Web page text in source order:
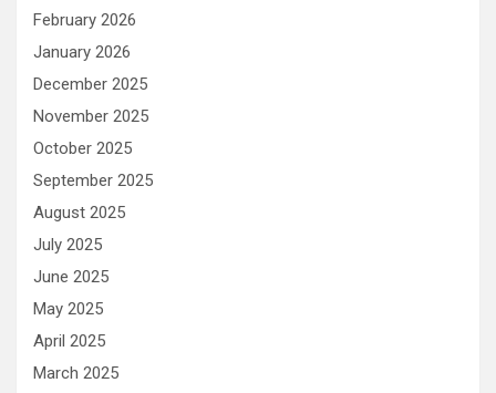
February 2026
January 2026
December 2025
November 2025
October 2025
September 2025
August 2025
July 2025
June 2025
May 2025
April 2025
March 2025